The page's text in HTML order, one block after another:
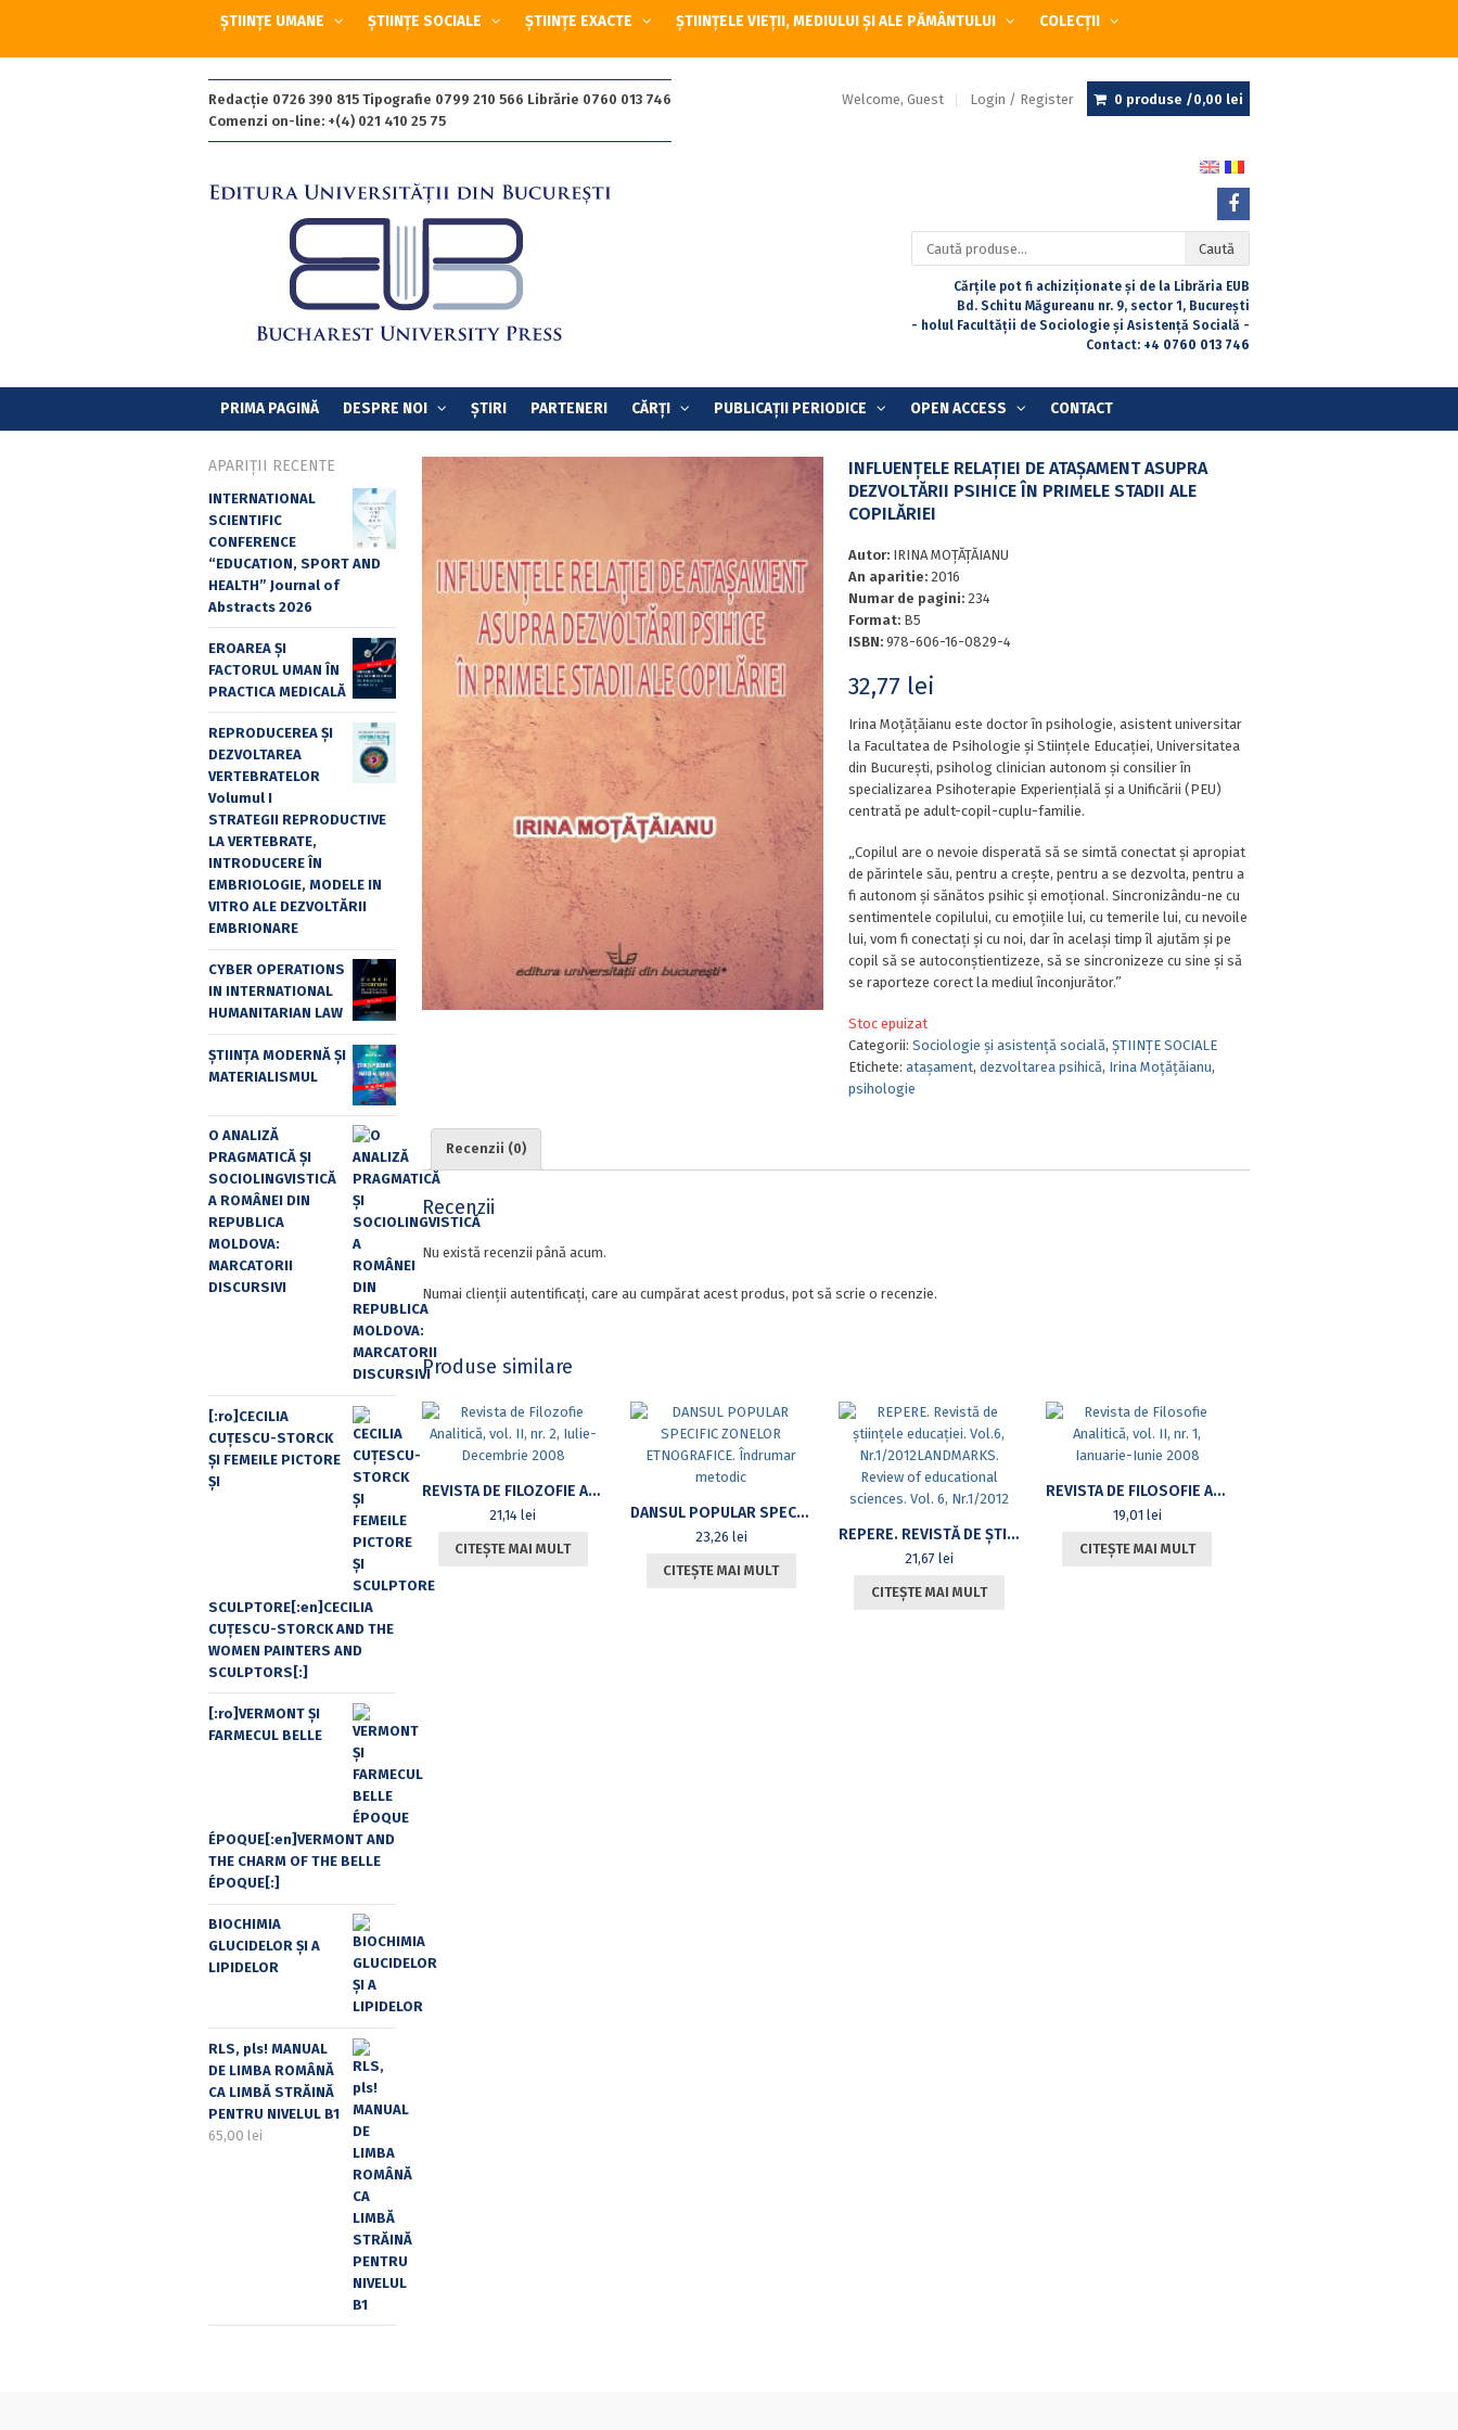
ȘTIINȚE UMANE ȘTIINȚE SOCIALE ȘTIINȚE EXACTE ȘTIINȚELE VIEȚII, MEDIULUI ȘI ALE PĂMÂNTULUI COLECȚII
Redacție 0726 390 815 Tipografie 0799 210 566 Librărie 0760 013 746
Comenzi on-line: +(4) 021 410 25 75
Welcome, Guest Login / Register 0 produse /0,00 lei
Caută
după:
Caută
Cărțile pot fi achiziționate și de la Librăria EUB
Bd. Schitu Măgureanu nr. 9, sector 1, București
- holul Facultății de Sociologie și Asistență Socială -
Contact: +4 0760 013 746
PRIMA PAGINĂ DESPRE NOI ȘTIRI PARTENERI CĂRȚI PUBLICAȚII PERIODICE OPEN ACCESS CONTACT
INFLUENŢELE RELAŢIEI DE ATAŞAMENT ASUPRA
DEZVOLTĂRII PSIHICE ÎN PRIMELE STADII ALE
COPILĂRIEI
Autor: IRINA MOŢĂŢĂIANU
An aparitie: 2016
Numar de pagini: 234
Format: B5
ISBN: 978-606-16-0829-4
32,77 lei
Irina Moțățăianu este doctor în psihologie, asistent universitar
la Facultatea de Psihologie și Stiințele Educației, Universitatea
din București, psiholog clinician autonom și consilier în
specializarea Psihoterapie Experiențială și a Unificării (PEU)
centrată pe adult-copil-cuplu-familie.
„Copilul are o nevoie disperată să se simtă conectat și apropiat
de părintele său, pentru a crește, pentru a se dezvolta, pentru a
fi autonom și sănătos psihic și emoțional. Sincronizându-ne cu
sentimentele copilului, cu emoțiile lui, cu temerile lui, cu nevoile
lui, vom fi conectați și cu noi, dar în același timp îl ajutăm și pe
copil să se autoconștientizeze, să se sincronizeze cu sine și să
se raporteze corect la mediul înconjurător.”
Stoc epuizat
Categorii: Sociologie și asistență socială, ȘTIINȚE SOCIALE
Etichete: ataşament, dezvoltarea psihică, Irina Moţăţăianu,
psihologie
Recenzii (0)
Recenzii
Nu există recenzii până acum.
Numai clienții autentificați, care au cumpărat acest produs, pot să scrie o recenzie.
Produse similare
REVISTA DE FILOZOFIE ANALITICĂ, VOL. II, NR. 2, IULIE-DECEMBRIE 2008
21,14 lei
CITEȘTE MAI MULT
DANSUL POPULAR SPECIFIC ZONELOR ETNOGRAFICE. ÎNDRUMAR METODIC
23,26 lei
CITEȘTE MAI MULT
REPERE. REVISTĂ DE ȘTIINȚELE EDUCAȚIEI. VOL.6, NR.1/2012LANDMARKS. REVIEW OF EDUCATIONAL SCIENCES. VOL. 6, NR.1/2012
21,67 lei
CITEȘTE MAI MULT
REVISTA DE FILOSOFIE ANALITICĂ, VOL. II, NR. 1, IANUARIE-IUNIE 2008
19,01 lei
CITEȘTE MAI MULT
APARIȚII RECENTE
INTERNATIONAL
SCIENTIFIC
CONFERENCE
“EDUCATION, SPORT AND
HEALTH” Journal of
Abstracts 2026
EROAREA ȘI
FACTORUL UMAN ÎN
PRACTICA MEDICALĂ
REPRODUCEREA ȘI
DEZVOLTAREA
VERTEBRATELOR
Volumul I
STRATEGII REPRODUCTIVE
LA VERTEBRATE,
INTRODUCERE ÎN
EMBRIOLOGIE, MODELE IN
VITRO ALE DEZVOLTĂRII
EMBRIONARE
CYBER OPERATIONS
IN INTERNATIONAL
HUMANITARIAN LAW
ȘTIINȚA MODERNĂ ȘI
MATERIALISMUL
O ANALIZĂ
PRAGMATICĂ ȘI
SOCIOLINGVISTICĂ
A ROMÂNEI DIN
REPUBLICA
MOLDOVA:
MARCATORII
DISCURSIVI
[:ro]CECILIA
CUŢESCU-STORCK
ŞI FEMEILE PICTORE
ŞI
SCULPTORE[:en]CECILIA
CUŢESCU-STORCK AND THE
WOMEN PAINTERS AND
SCULPTORS[:]
[:ro]VERMONT ȘI
FARMECUL BELLE
ÉPOQUE[:en]VERMONT AND
THE CHARM OF THE BELLE
ÉPOQUE[:]
BIOCHIMIA
GLUCIDELOR ȘI A
LIPIDELOR
RLS, pls! MANUAL
DE LIMBA ROMÂNĂ
CA LIMBĂ STRĂINĂ
PENTRU NIVELUL B1
65,00 lei